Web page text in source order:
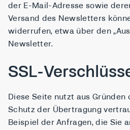
der E-Mail-Adresse sowie
Versand des Newsletters
widerrufen, etwa über den
Newsletter.
SSL-
Diese Seite nutzt aus
Schutz der Übertragung
Beispiel der Anfragen, die Sie